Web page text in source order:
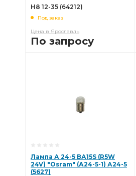
H8 12-35 (64212)
Под заказ
Цена в Ярославль
По запросу
Лампа А 24-5 ВА15S (R5W
24V) "Osram" (А24-5-1) А24-5
(5627)